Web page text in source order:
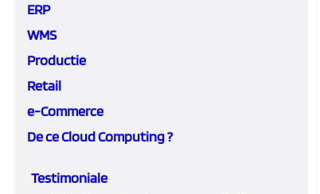
ERP
WMS
Productie
Retail
e-Commerce
De ce Cloud Computing ?
Testimoniale